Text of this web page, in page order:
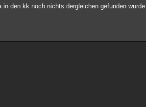
den kk noch nichts dergleichen gefunden